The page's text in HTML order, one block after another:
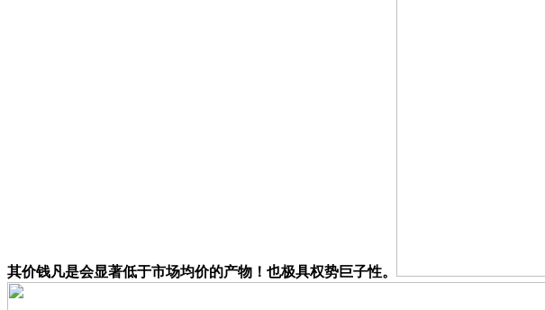
其价钱凡是会显著低于市场均价的产物！也极具权势巨子性。